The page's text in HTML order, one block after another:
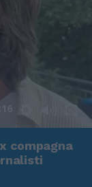
compagna